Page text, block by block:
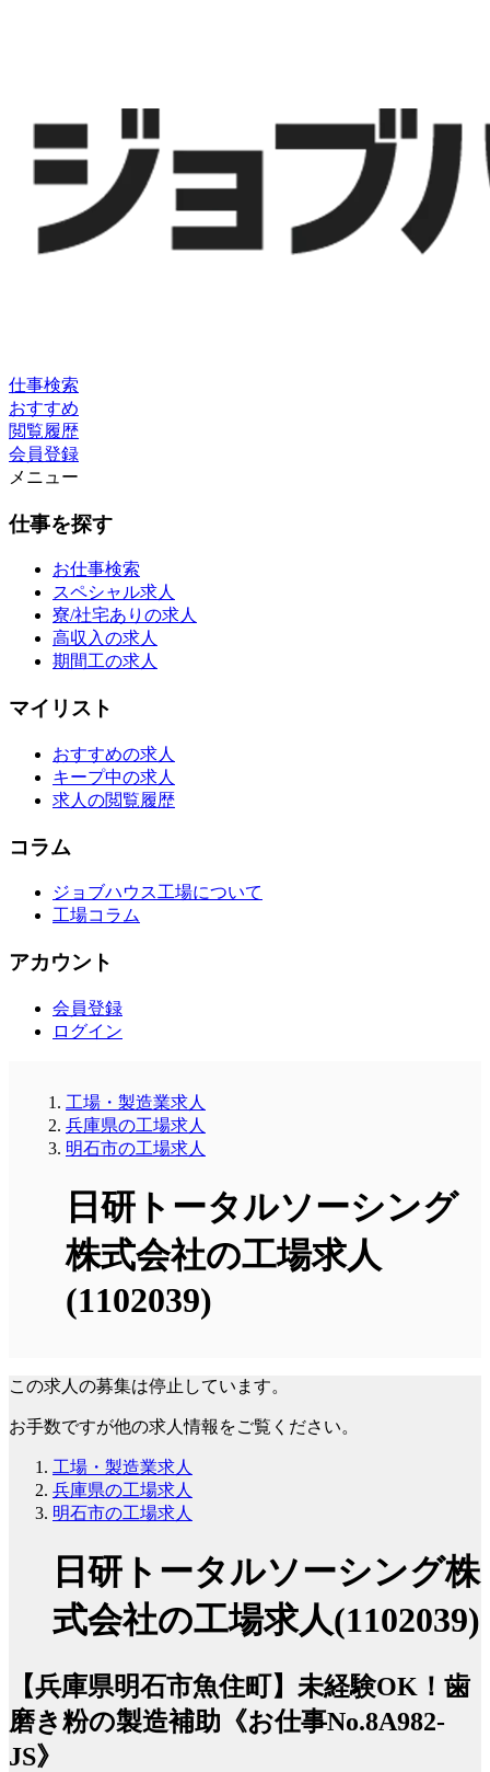
仕事検索
おすすめ
閲覧履歴
会員登録
メニュー
仕事を探す
お仕事検索
スペシャル求人
寮/社宅ありの求人
高収入の求人
期間工の求人
マイリスト
おすすめの求人
キープ中の求人
求人の閲覧履歴
コラム
ジョブハウス工場について
工場コラム
アカウント
会員登録
ログイン
工場・製造業求人
兵庫県の工場求人
明石市の工場求人
日研トータルソーシング
株式会社の工場求人
(1102039)
この求人の募集は停止しています。
お手数ですが他の求人情報をご覧ください。
工場・製造業求人
兵庫県の工場求人
明石市の工場求人
日研トータルソーシング株
式会社の工場求人(1102039)
【兵庫県明石市魚住町】未経験OK！歯
磨き粉の製造補助《お仕事No.8A982-
JS》